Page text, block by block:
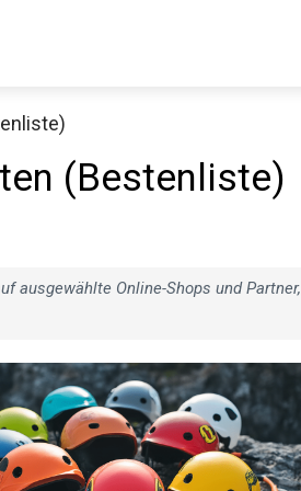
(Bestenliste)
ausgewählte Online-Shops und Partner,